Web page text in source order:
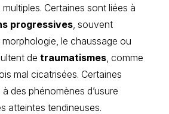
Certaines sont liées à
progressives , souvent
le chaussage ou
de traumatismes , comme
mal cicatrisées. Certaines
des phénomènes d’usure
atteintes tendineuses.